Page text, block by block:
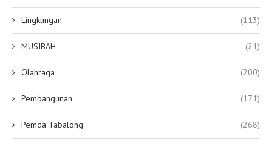
Lingkungan (113)
MUSIBAH (21)
Olahraga (200)
Pembangunan (171)
Pemda Tabalong (268)